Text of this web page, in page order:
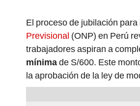
El proceso de jubilación
Previsional (ONP) en Perú
trabajadores aspiran a
mínimade S/600. Este
la aprobación de la ley de